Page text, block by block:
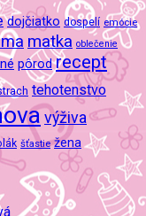
dojčiatko dospelí emócie
matka oblečenie
pôrod recept
tehotenstvo
výživa
šťastie žena